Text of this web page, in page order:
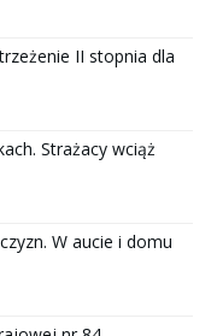
II stopnia dla
Strażacy wciąż
W aucie i domu